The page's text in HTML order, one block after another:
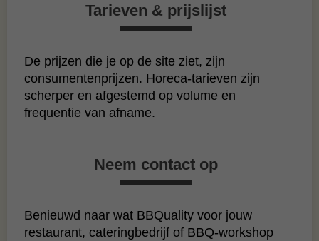
Tarieven & prijslijst
De prijzen die je op de site ziet, zijn
consumentenprijzen. Horeca‑tarieven zijn
scherper en afgestemd op volume en
frequentie van afname.
Neem contact op
Benieuwd naar wat BBQuality voor jouw
restaurant, cateringbedrijf of BBQ‑workshop